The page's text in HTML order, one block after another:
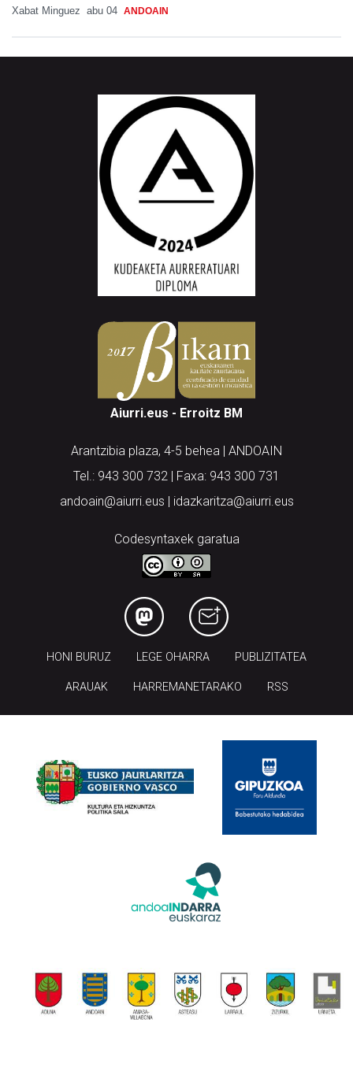
Xabat Minguez abu 04 ANDOAIN
Aiurri.eus - Erroitz BM
Arantzibia plaza, 4-5 behea | ANDOAIN
Tel.: 943 300 732 | Faxa: 943 300 731
andoain@aiurri.eus | idazkaritza@aiurri.eus
Codesyntaxek garatua
HONI BURUZ LEGE OHARRA PUBLIZITATEA
ARAUAK HARREMANETARAKO RSS